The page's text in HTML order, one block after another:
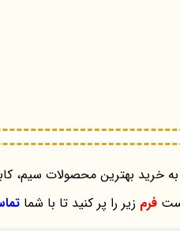
به خرید بهترین محصولات سیم،
فرم زیر را پر کنید تا با شما